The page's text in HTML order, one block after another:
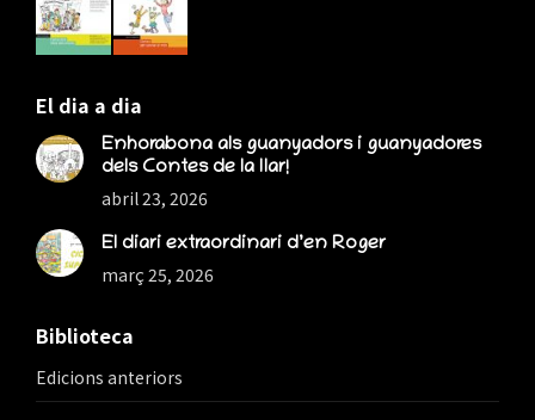
El dia a dia
Enhorabona als guanyadors i guanyadores
dels Contes de la llar!
abril 23, 2026
El diari extraordinari d’en Roger
març 25, 2026
Biblioteca
Edicions anteriors